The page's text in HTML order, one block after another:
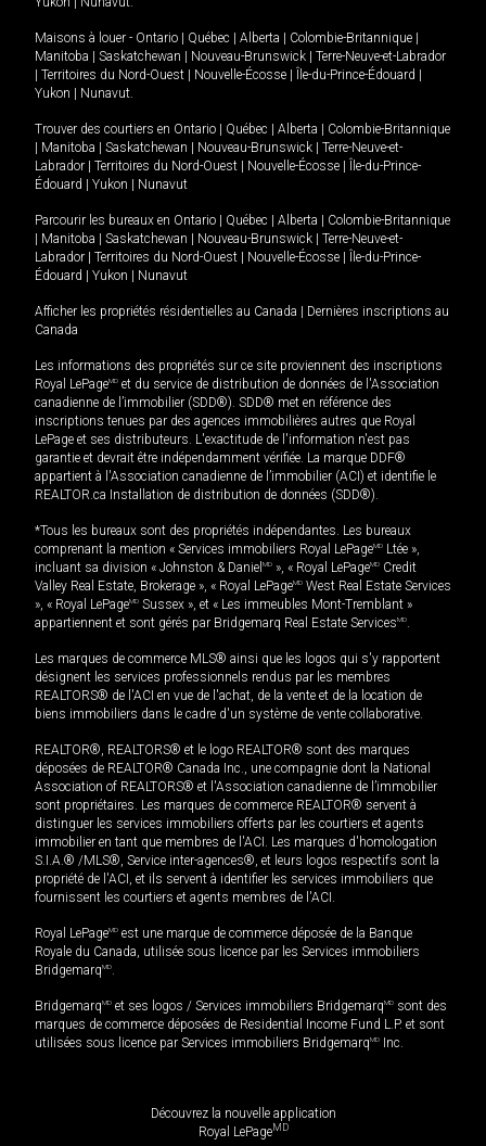
Maisons à louer - Ontario | Québec | Alberta | Colombie-Britannique |
Manitoba | Saskatchewan | Nouveau-Brunswick | Terre-Neuve-et-Labrador
| Territoires du Nord-Ouest | Nouvelle-Écosse | Île-du-Prince-Édouard |
Yukon | Nunavut
Trouver des courtiers en Ontario | Québec | Alberta | Colombie-Britannique
| Manitoba | Saskatchewan | Nouveau-Brunswick | Terre-Neuve-et-
Labrador | Territoires du Nord-Ouest | Nouvelle-Écosse | Île-du-Prince-
Édouard | Yukon | Nunavut
Parcourir les bureaux en Ontario | Québec | Alberta | Colombie-Britannique
| Manitoba | Saskatchewan | Nouveau-Brunswick | Terre-Neuve-et-
Labrador | Territoires du Nord-Ouest | Nouvelle-Écosse | Île-du-Prince-
Édouard | Yukon | Nunavut
Afficher les propriétés résidentielles au Canada | Dernières inscriptions au
Canada
Les informations des propriétés sur ce site proviennent des inscriptions
Royal LePageMD et du service de distribution de données de l'Association
canadienne de l’immobilier (SDD®). SDD® met en référence des
inscriptions tenues par des agences immobilières autres que Royal
LePage et ses distributeurs. L'exactitude de l'information n'est pas
garantie et devrait être indépendamment vérifiée. La marque DDF®
appartient à l'Association canadienne de l’immobilier (ACI) et identifie le
REALTOR.ca Installation de distribution de données (SDD®).
*Tous les bureaux sont des propriétés indépendantes. Les bureaux
comprenant la mention « Services immobiliers Royal LePageMD Ltée »,
incluant sa division « Johnston & Daniel MD », « Royal LePageMD Credit
Valley Real Estate, Brokerage », « Royal LePageMD West Real Estate Services
», « Royal LePageMD Sussex », et « Les immeubles Mont-Tremblant »
appartiennent et sont gérés par Bridgemarq Real Estate ServicesMD
Les marques de commerce MLS® ainsi que les logos qui s'y rapportent
désignent les services professionnels rendus par les membres
REALTORS® de l'ACI en vue de l'achat, de la vente et de la location de
biens immobiliers dans le cadre d'un système de vente collaborative.
REALTOR®, REALTORS® et le logo REALTOR® sont des marques
déposées de REALTOR® Canada Inc., une compagnie dont la National
Association of REALTORS® et l'Association canadienne de l’immobilier
sont propriétaires. Les marques de commerce REALTOR® servent à
distinguer les services immobiliers offerts par les courtiers et agents
immobilier en tant que membres de l'ACI. Les marques d'homologation
S.I.A.® /MLS®, Service inter-agences®, et leurs logos respectifs sont la
propriété de l'ACI, et ils servent à identifier les services immobiliers que
fournissent les courtiers et agents membres de l'ACI.
Royal LePageMD est une marque de commerce déposée de la Banque
Royale du Canada, utilisée sous licence par les Services immobiliers
BridgemarqMD
BridgemarqMD et ses logos / Services immobiliers BridgemarqMD sont des
marques de commerce déposées de Residential Income Fund L.P. et sont
utilisées sous licence par Services immobiliers BridgemarqMD Inc.
Découvrez la nouvelle application
Royal LePageMD